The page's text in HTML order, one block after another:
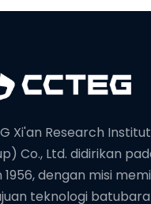
Xi'an Research
Co., Ltd. didirikan
1956, dengan misi
teknologi